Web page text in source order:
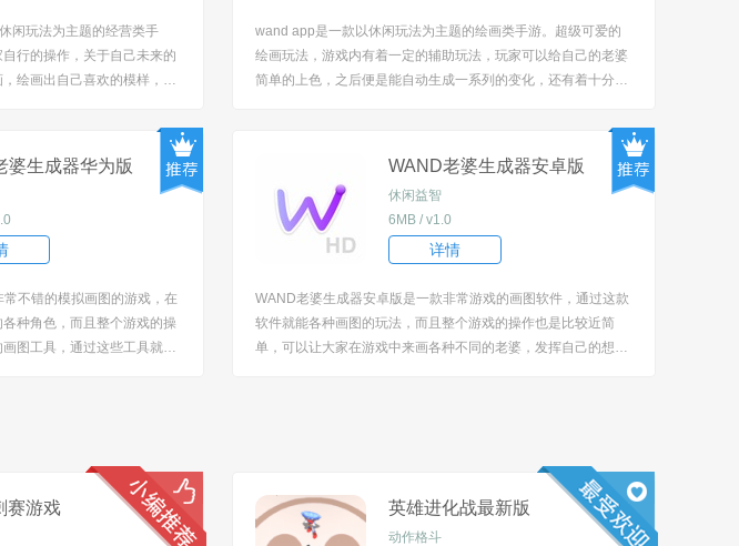
闲玩法为主题的经营类手
行的操作，关于自己未来的
绘画出自己喜欢的模样，超
wand app是一款以休闲玩法为主题的绘画类手游。超级可爱的
绘画玩法，游戏内有着一定的辅助玩法，玩家可以给自己的老婆
简单的上色，之后便是能自动生成一系列的变化，还有着十分可
婆生成器华为版
不错的模拟画图的游戏，在
种角色，而且整个游戏的操
图工具，通过这些工具就能
WAND老婆生成器安卓版
休闲益智
6MB / v1.0
详情
WAND老婆生成器安卓版是一款非常游戏的画图软件，通过这款
软件就能各种画图的玩法，而且整个游戏的操作也是比较近简
单，可以让大家在游戏中来画各种不同的老婆，发挥自己的想象
赛游戏 英雄进化战最新版
动作格斗